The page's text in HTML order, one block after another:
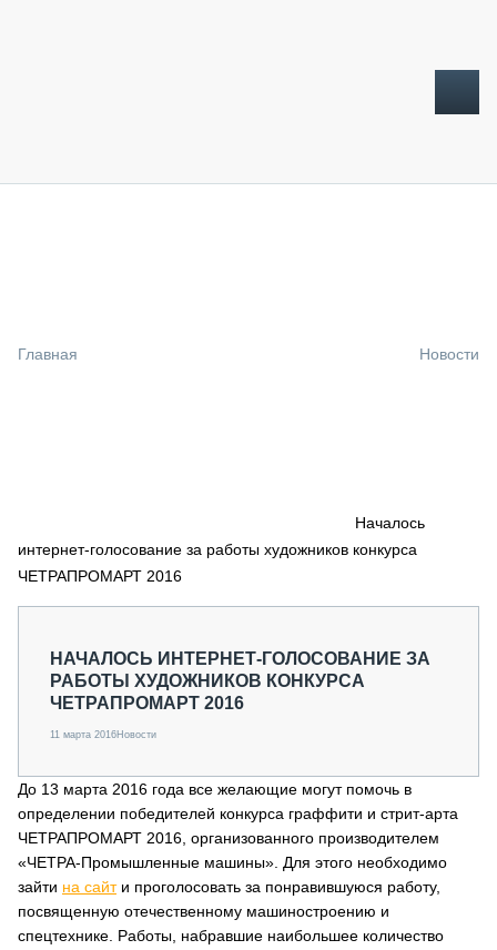
СПЕЦПРОЕКТЫ
МЕРОПРИЯТИЯ
СТАТЬИ ПО КАТЕГОРИЯМ ТЕХНИКИ
Главная Новости
Началось
интернет-голосование за работы художников конкурса
ЧЕТРАПРОМАРТ 2016
НАЧАЛОСЬ ИНТЕРНЕТ-ГОЛОСОВАНИЕ ЗА
РАБОТЫ ХУДОЖНИКОВ КОНКУРСА
ЧЕТРАПРОМАРТ 2016
11 марта 2016Новости
До 13 марта 2016 года все желающие могут помочь в
определении победителей конкурса граффити и стрит-арта
ЧЕТРАПРОМАРТ 2016, организованного производителем
«ЧЕТРА-Промышленные машины». Для этого необходимо
зайти на сайти проголосовать за понравившуюся работу,
посвященную отечественному машиностроению и
спецтехнике. Работы, набравшие наибольшее количество